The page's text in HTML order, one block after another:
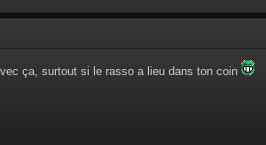
ça, surtout si le rasso a lieu dans ton coin